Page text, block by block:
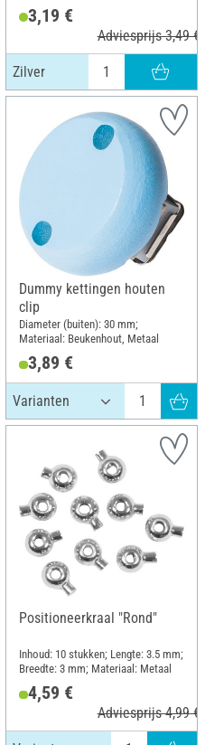
3,19 €
Adviesprijs 3,49 €
Zilver
Dummy kettingen houten
clip
Diameter (buiten): 30 mm;
Materiaal: Beukenhout, Metaal
3,89 €
Positioneerkraal "Rond"
Inhoud: 10 stukken; Lengte: 3.5 mm;
Breedte: 3 mm; Materiaal: Metaal
4,59 €
Adviesprijs 4,99 €